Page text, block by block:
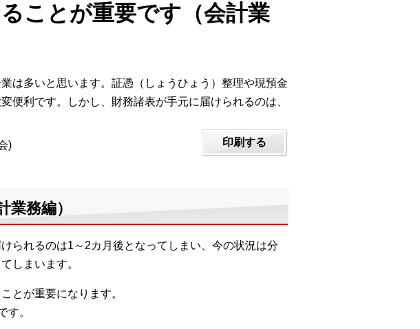
ことが重要です（会計業
は多いと思います。証憑（しょうひょう）整理や現預金
便利です。しかし、財務諸表が手元に届けられるのは、
) 印刷する
務編）
られるのは1～2カ月後となってしまい、今の状況は分
しまいます。
とが重要になります。
す。